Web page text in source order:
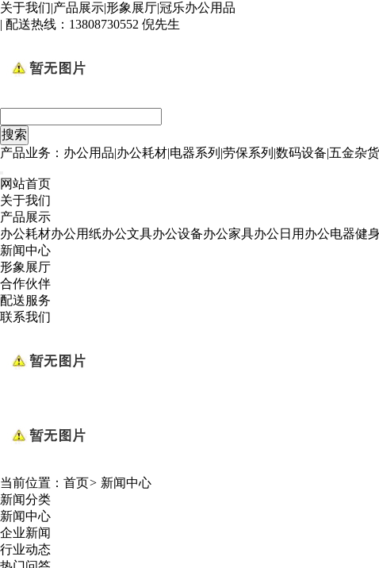
关于我们|产品展示|形象展厅|冠乐办公用品
| 配送热线： 13808730552 倪先生
产品业务：办公用品|办公耗材|电器系列|劳保系列|数码设备|五金杂
网站首页
关于我们
产品展示
办公耗材办公用纸办公文具办公设备办公家具办公日用 办公电器健
新闻中心
形象展厅
合作伙伴
配送服务
联系我们
当前位置： 首页> 新闻中心
新闻分类
新闻中心
企业新闻
行业动态